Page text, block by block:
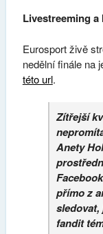
Livestreeming
Eurosport živě
nedělní finále na
této url.
Zítřejší
Anety
přímo z
sledovat,
fandit